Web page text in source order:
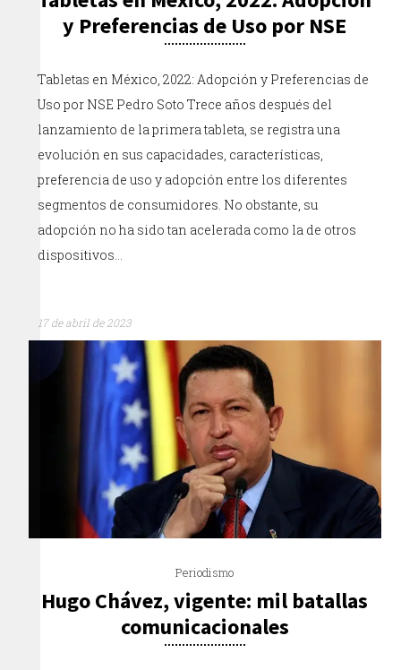
y Preferencias de Uso por NSE
Tabletas en México, 2022: Adopción y Preferencias de
Uso por NSE Pedro Soto Trece años después del
lanzamiento de la primera tableta, se registra una
evolución en sus capacidades, características,
preferencia de uso y adopción entre los diferentes
segmentos de consumidores. No obstante, su
adopción no ha sido tan acelerada como la de otros
dispositivos…
17 de abril de 2023
Periodismo
Hugo Chávez, vigente: mil batallas
comunicacionales